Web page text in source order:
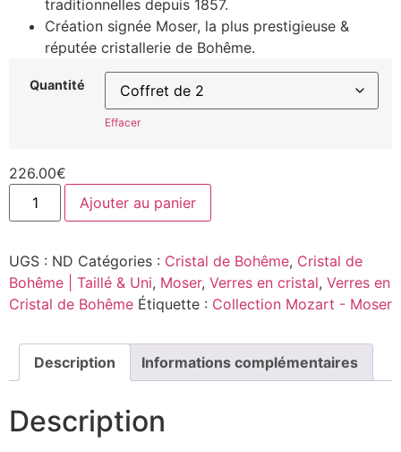
traditionnelles depuis 1857.
Création signée Moser, la plus prestigieuse &
réputée cristallerie de Bohême.
Quantité
Effacer
226.00€
Ajouter au panier
UGS : ND Catégories : Cristal de Bohême, Cristal de
Bohême | Taillé & Uni, Moser, Verres en cristal, Verres en
Cristal de Bohême Étiquette : Collection Mozart - Moser
Description Informations complémentaires
Description